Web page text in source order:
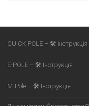
QUICK POLE – 🛠 Інструкція
E-POLE – 🛠 Інструкція
M-Pole – 🛠 Інструкція